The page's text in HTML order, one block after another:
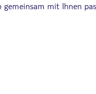
mit Ihnen